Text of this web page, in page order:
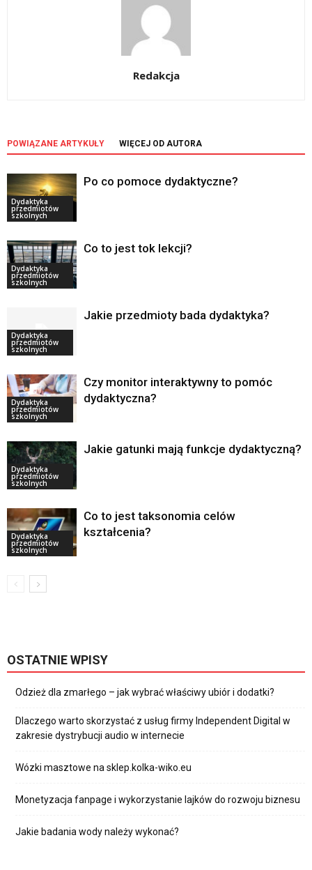
Redakcja
POWIĄZANE ARTYKUŁY WIĘCEJ OD AUTORA
Dydaktyka
przedmiotów
szkolnych
Po co pomoce dydaktyczne?
Dydaktyka
przedmiotów
szkolnych
Co to jest tok lekcji?
Dydaktyka
przedmiotów
szkolnych
Jakie przedmioty bada dydaktyka?
Dydaktyka
przedmiotów
szkolnych
Czy monitor interaktywny to pomóc
dydaktyczna?
Dydaktyka
przedmiotów
szkolnych
Jakie gatunki mają funkcje dydaktyczną?
Dydaktyka
przedmiotów
szkolnych
Co to jest taksonomia celów
kształcenia?
OSTATNIE WPISY
Odzież dla zmarłego – jak wybrać właściwy ubiór i dodatki?
Dlaczego warto skorzystać z usług firmy Independent Digital w
zakresie dystrybucji audio w internecie
Wózki masztowe na sklep.kolka-wiko.eu
Monetyzacja fanpage i wykorzystanie lajków do rozwoju biznesu
Jakie badania wody należy wykonać?